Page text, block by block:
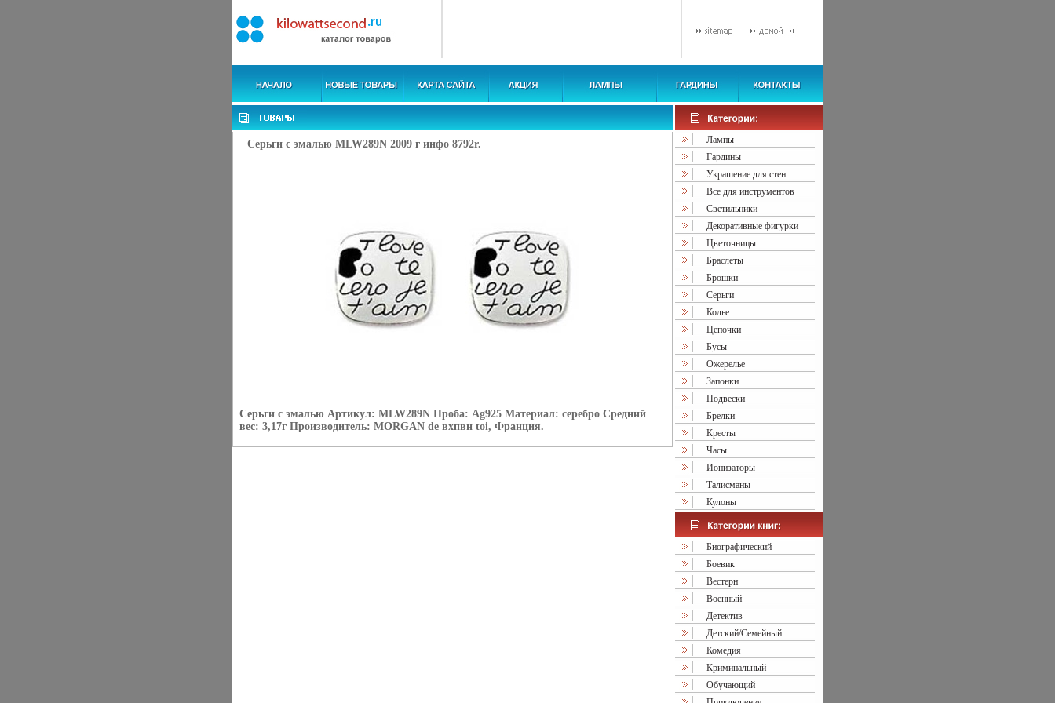
Серьги с эмалью MLW289N 2009 г инфо 8792r.
Серьги с эмалью Артикул: MLW289N Проба: Ag925 Материал: серебро Средний
вес: 3,17г Производитель: MORGAN de вхпвн toi, Франция.
Лампы
Гардины
Украшение для стен
Все для инструментов
Светильники
Декоративные фигурки
Цветочницы
Браслеты
Брошки
Серьги
Колье
Цепочки
Бусы
Ожерелье
Запонки
Подвески
Брелки
Кресты
Часы
Ионизаторы
Талисманы
Кулоны
Биографический
Боевик
Вестерн
Военный
Детектив
Детский/Семейный
Комедия
Криминальный
Обучающий